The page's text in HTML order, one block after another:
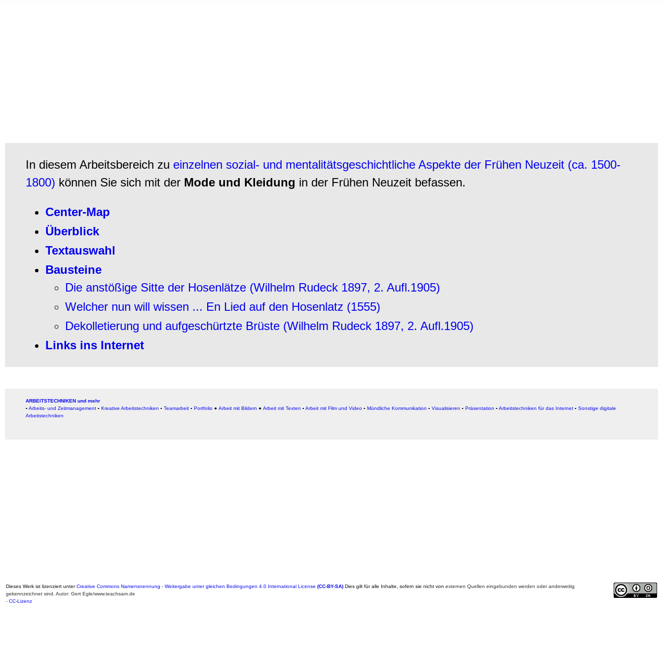
In diesem Arbeitsbereich zu einzelnen sozial- und mentalitätsgeschichtliche Aspekte der Frühen Neuzeit (ca. 1500-
1800) können Sie sich mit der Mode und Kleidung in der Frühen Neuzeit befassen.
Center-Map
Überblick
Textauswahl
Bausteine
Die anstößige Sitte der Hosenlätze (Wilhelm Rudeck 1897, 2. Aufl.1905)
Welcher nun will wissen ... En Lied auf den Hosenlatz (1555)
Dekolletierung und aufgeschürtzte Brüste (Wilhelm Rudeck 1897, 2. Aufl.1905)
Links ins Internet
ARBEITSTECHNIKEN und mehr
▪ Arbeits- und Zeitmanagement ▪ Kreative Arbeitstechniken ▪ Teamarbeit ▪ Portfolio ● Arbeit mit Bildern ● Arbeit mit Texten ▪ Arbeit mit Film und Video ▪ Mündliche Kommunikation ▪ Visualisieren ▪ Präsentation ▪ Arbeitstechniken für das Internet ▪ Sonstige digitale
Arbeitstechniken
Dieses Werk ist lizenziert unterCreative Commons Namensnennung - Weitergabe unter gleichen Bedingungen 4.0 International License (CC-BY-SA) Dies gilt für alle Inhalte, sofern sie nicht von externen Quellen eingebunden werden oder anderweitig
gekennzeichnet sind. Autor: Gert Egle/www.teachsam.de
- CC-Lizenz